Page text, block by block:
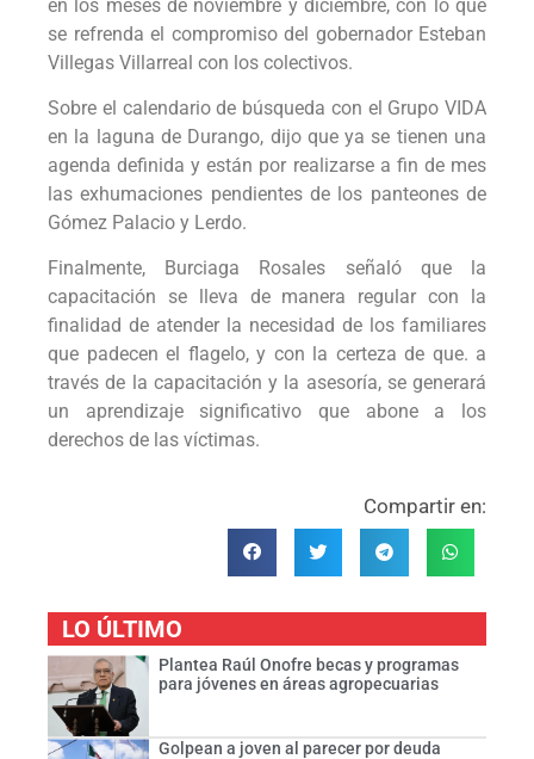
en los meses de noviembre y diciembre, con lo que
se refrenda el compromiso del gobernador Esteban
Villegas Villarreal con los colectivos.
Sobre el calendario de búsqueda con el Grupo VIDA
en la laguna de Durango, dijo que ya se tienen una
agenda definida y están por realizarse a fin de mes
las exhumaciones pendientes de los panteones de
Gómez Palacio y Lerdo.
Finalmente, Burciaga Rosales señaló que la
capacitación se lleva de manera regular con la
finalidad de atender la necesidad de los familiares
que padecen el flagelo, y con la certeza de que. a
través de la capacitación y la asesoría, se generará
un aprendizaje significativo que abone a los
derechos de las víctimas.
Compartir en:
LO ÚLTIMO
Plantea Raúl Onofre becas y programas
para jóvenes en áreas agropecuarias
Golpean a joven al parecer por deuda